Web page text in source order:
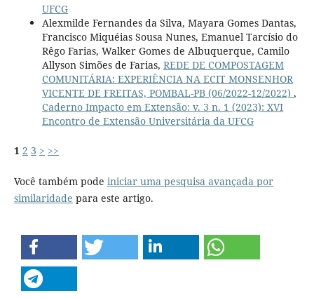
UFCG
Alexmilde Fernandes da Silva, Mayara Gomes Dantas,
Francisco Miquéias Sousa Nunes, Emanuel Tarcísio do
Rêgo Farias, Walker Gomes de Albuquerque, Camilo
Allyson Simões de Farias, REDE DE COMPOSTAGEM
COMUNITÁRIA: EXPERIÊNCIA NA ECIT MONSENHOR
VICENTE DE FREITAS, POMBAL-PB (06/2022-12/2022) ,
Caderno Impacto em Extensão: v. 3 n. 1 (2023): XVI
Encontro de Extensão Universitária da UFCG
1 2 3 > >>
Você também pode iniciar uma pesquisa avançada por
similaridade para este artigo.